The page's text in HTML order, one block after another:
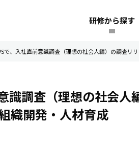
研修から探す
で、入社直前意識調査（理想の社会人編）の調査リ
識調査（理想の社会
組織開発・人材育成